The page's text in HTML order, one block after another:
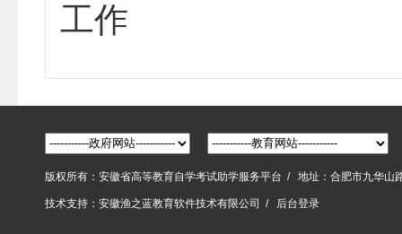
工作
版权所有：安徽省高等教育自学考试助学服务平台 / 地址：合肥市九华山
技术支持： 安徽渔之蓝教育软件技术有限公司 / 后台登录